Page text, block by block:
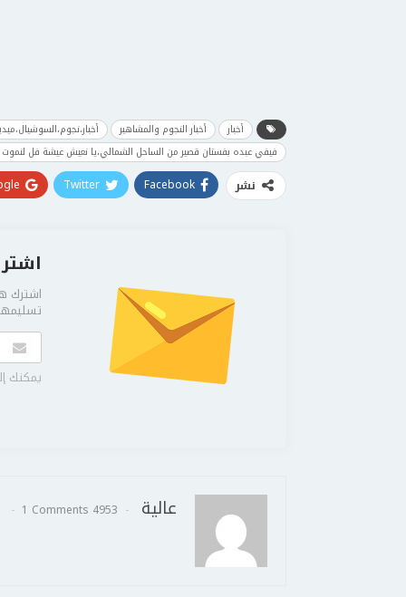
أخبار أخبار النجوم والمشاهير
فيفي عبده بفستان قصير من الساحل الشمالي،يا نعيش عيشة فل لنموت
نشر Facebook
Twitter
اشترك
يمكنك
عالية 4953 Posts
1 Comments